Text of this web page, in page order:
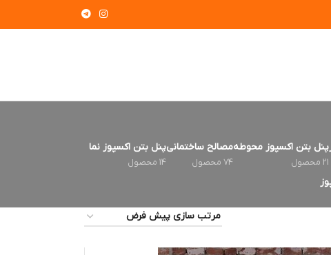
پنل بتن اکسپوز محوطه
21 محصول
مصالح ساختمانی
74 محصول
پنل بتن اکسپوز نما
14 محصول